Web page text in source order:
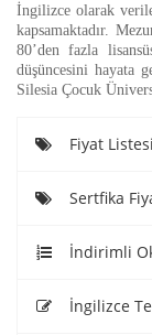
İngilizce olarak
kapsamaktadır.
80’den fazla
düşüncesini hayata
Silesia Çocuk
Fiyat Listesi
Sertfika
İndirimli
İngilizce